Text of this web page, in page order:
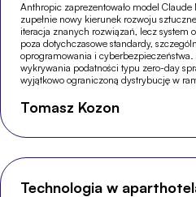
Anthropic zaprezentowało model
zupełnie nowy kierunek rozwoju
iteracja znanych rozwiązań, lecz system
poza dotychczasowe standardy,
oprogramowania i
wykrywania podatności typu zero-day
wyjątkowo ograniczoną dystrybucję w
Tomasz Kozon
Technologia w